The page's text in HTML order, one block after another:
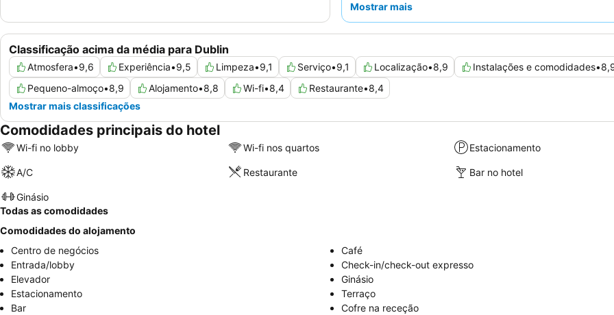
delicioso e extenso buffet de pequeno-almoço. Para uma
Mostrar mais
Classificação acima da média para Dublin
Atmosfera•9,6 Experiência•9,5 Limpeza•9,1 Serviço•9,1 Localização•8,9 Instalações e comodidades•
Pequeno-almoço•8,9 Alojamento•8,8 Wi-fi•8,4 Restaurante•8,4
Mostrar mais classificações
Comodidades principais do hotel
Wi-fi no lobby Wi-fi nos quartos Estacionamento
A/C Restaurante Bar no hotel
Ginásio
Todas as comodidades
Comodidades do alojamento
Centro de negócios
Café
Entrada/lobby
Check-in/check-out expresso
Elevador
Ginásio
Estacionamento
Terraço
Bar
Cofre na receção